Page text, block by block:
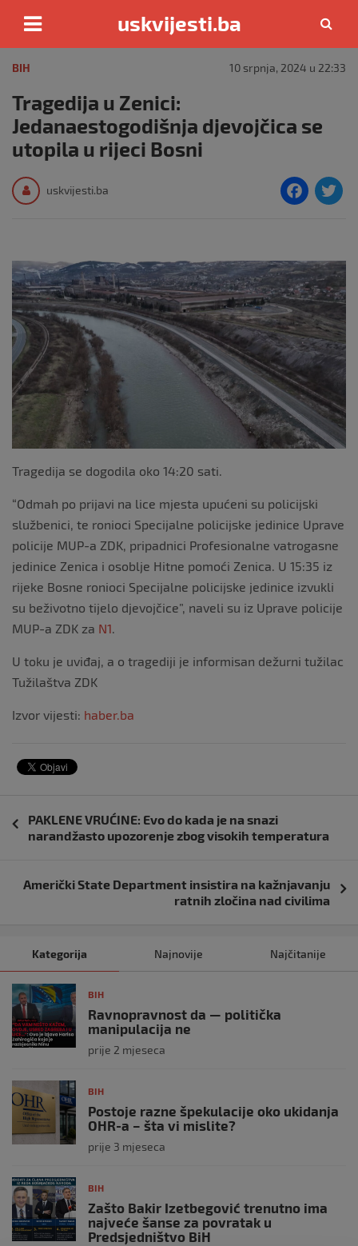
content
uskvijesti.ba
BIH 10 srpnja, 2024 u 22:33
Tragedija u Zenici:
Jedanaestogodišnja djevojčica se
utopila u rijeci Bosni
uskvijesti.ba
F
e
b
o
o
k
Tragedija se dogodila oko 14:20 sati.
“Odmah po prijavi na lice mjesta upućeni su policijski
službenici, te ronioci Specijalne policijske jedinice Uprave
policije MUP-a ZDK, pripadnici Profesionalne vatrogasne
jedinice Zenica i osoblje Hitne pomoći Zenica. U 15:35 iz
rijeke Bosne ronioci Specijalne policijske jedinice izvukli
su beživotno tijelo djevojčice”, naveli su iz Uprave policije
MUP-a ZDK za N1.
U toku je uviđaj, a o tragediji je informisan dežurni tužilac
Tužilaštva ZDK
Izvor vijesti: haber.ba
objava
PAKLENE VRUĆINE: Evo do kada je na snazi
narandžasto upozorenje zbog visokih temperatura
Američki State Department insistira na kažnjavanju
ratnih zločina nad civilima
Kategorija Najnovije Najčitanije
BIH
Ravnopravnost da — politička
manipulacija ne
prije 2 mjeseca
BIH
Postoje razne špekulacije oko ukidanja
OHR-a – šta vi mislite?
prije 3 mjeseca
BIH
Zašto Bakir Izetbegović trenutno ima
najveće šanse za povratak u
Predsjedništvo BiH